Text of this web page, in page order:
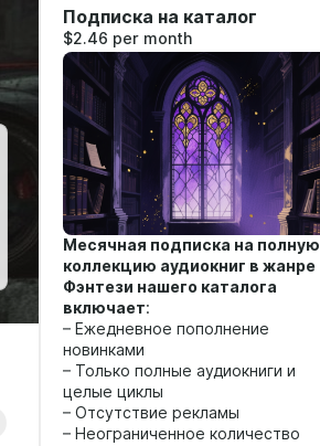
Подписка на каталог
$2.46 per month
Месячная подписка на полную
коллекцию аудиокниг в жанре
Фэнтези нашего каталога
включает:
– Ежедневное пополнение
новинками
– Только полные аудиокниги и
целые циклы
– Отсутствие рекламы
– Неограниченное количество